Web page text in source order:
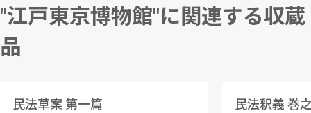
"江戸東京博物館"に関連する収蔵
品
民法草案 第一篇 民法釈義 巻